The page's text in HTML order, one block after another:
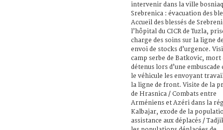
intervenir dans la ville
Srebrenica : évacuation des
Accueil des blessés de
l’hôpital du CICR de Tuzla,
charge des soins sur la ligne
envoi de stocks d’urgence.
camp serbe de Batkovic, mort
détenus lors d’une
le véhicule les envoyant
la ligne de front. Visite de la
de Hrasnica / Combats entre
Arméniens et Azéri dans la
Kalbajar, exode de la
assistance aux déplacés /